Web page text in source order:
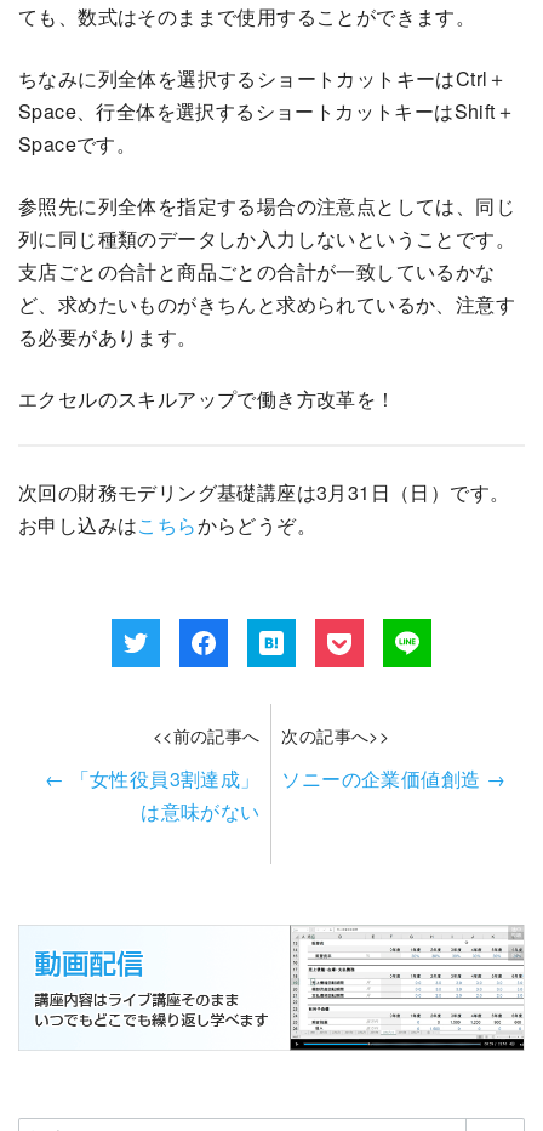
ても、数式はそのままで使用することができます。
ちなみに列全体を選択するショートカットキーはCtrl＋
Space、行全体を選択するショートカットキーはShift＋
Spaceです。
参照先に列全体を指定する場合の注意点としては、同じ
列に同じ種類のデータしか入力しないということです。
支店ごとの合計と商品ごとの合計が一致しているかな
ど、求めたいものがきちんと求められているか、注意す
る必要があります。
エクセルのスキルアップで働き方改革を！
次回の財務モデリング基礎講座は3月31日（日）です。
お申し込みはこちらからどうぞ。
<<前の記事へ
← 「女性役員3割達成」
は意味がない
次の記事へ>>
ソニーの企業価値創造 →